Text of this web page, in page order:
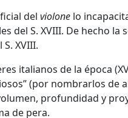
del violone lo
del S. XVIII. De hecho la
XVIII.
italianos de la época
(por nombrarlos de
profundidad y
de pera.